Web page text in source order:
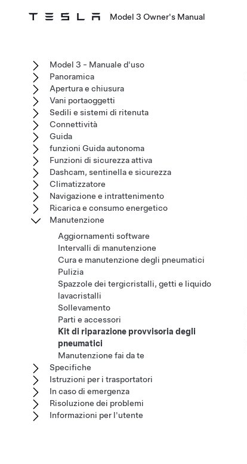
Model 3 Owner's Manual
Model 3 - Manuale d'uso
Panoramica
Apertura e chiusura
Vani portaoggetti
Sedili e sistemi di ritenuta
Connettività
Guida
funzioni Guida autonoma
Funzioni di sicurezza attiva
Dashcam, sentinella e sicurezza
Climatizzatore
Navigazione e intrattenimento
Ricarica e consumo energetico
Manutenzione
Aggiornamenti software
Intervalli di manutenzione
Cura e manutenzione degli pneumatici
Pulizia
Spazzole dei tergicristalli, getti e liquido
lavacristalli
Sollevamento
Parti e accessori
Kit di riparazione provvisoria degli
pneumatici
Manutenzione fai da te
Specifiche
Istruzioni per i trasportatori
In caso di emergenza
Risoluzione dei problemi
Informazioni per l'utente